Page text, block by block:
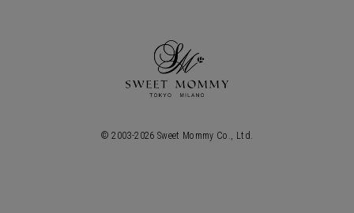
© 2003-2026 Sweet Mommy Co., Ltd.